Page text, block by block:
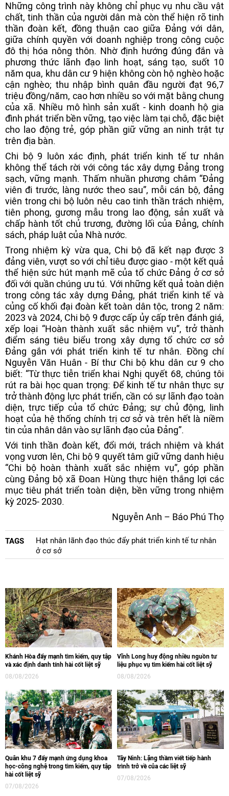
Những công trình này không chỉ phục vụ nhu cầu vật
chất, tinh thần của người dân mà còn thể hiện rõ tinh
thần đoàn kết, đồng thuận cao giữa Đảng với dân,
giữa chính quyền với doanh nghiệp trong công cuộc
đô thị hóa nông thôn. Nhờ định hướng đúng đắn và
phương thức lãnh đạo linh hoạt, sáng tạo, suốt 10
năm qua, khu dân cư 9 hiện không còn hộ nghèo hoặc
cận nghèo; thu nhập bình quân đầu người đạt 96,7
triệu đồng/năm, cao hơn nhiều so với mặt bằng chung
của xã. Nhiều mô hình sản xuất - kinh doanh hộ gia
đình phát triển bền vững, tạo việc làm tại chỗ, đặc biệt
cho lao động trẻ, góp phần giữ vững an ninh trật tự
trên địa bàn.
Chi bộ 9 luôn xác định, phát triển kinh tế tư nhân
không thể tách rời với công tác xây dựng Đảng trong
sạch, vững mạnh. Thấm nhuần phương châm “Đảng
viên đi trước, làng nước theo sau”, mỗi cán bộ, đảng
viên trong chi bộ luôn nêu cao tinh thần trách nhiệm,
tiên phong, gương mẫu trong lao động, sản xuất và
chấp hành tốt chủ trương, đường lối của Đảng, chính
sách, pháp luật của Nhà nước.
Trong nhiệm kỳ vừa qua, Chi bộ đã kết nạp được 3
đảng viên, vượt so với chỉ tiêu được giao - một kết quả
thể hiện sức hút mạnh mẽ của tổ chức Đảng ở cơ sở
đối với quần chúng ưu tú. Với những kết quả toàn diện
trong công tác xây dựng Đảng, phát triển kinh tế và
củng cố khối đại đoàn kết toàn dân tộc, trong 2 năm:
2023 và 2024, Chi bộ 9 được cấp ủy cấp trên đánh giá,
xếp loại “Hoàn thành xuất sắc nhiệm vụ”, trở thành
điểm sáng tiêu biểu trong xây dựng tổ chức cơ sở
Đảng gắn với phát triển kinh tế tư nhân. Đồng chí
Nguyễn Văn Huân - Bí thư Chi bộ khu dân cư 9 cho
biết: “Từ thực tiễn triển khai Nghị quyết 68, chúng tôi
rút ra bài học quan trọng: Để kinh tế tư nhân thực sự
trở thành động lực phát triển, cần có sự lãnh đạo toàn
diện, trực tiếp của tổ chức Đảng; sự chủ động, linh
hoạt của hệ thống chính trị cơ sở và trên hết là niềm
tin của nhân dân vào sự lãnh đạo của Đảng”.
Với tinh thần đoàn kết, đổi mới, trách nhiệm và khát
vọng vươn lên, Chi bộ 9 quyết tâm giữ vững danh hiệu
“Chi bộ hoàn thành xuất sắc nhiệm vụ”, góp phần
cùng Đảng bộ xã Đoan Hùng thực hiện thắng lợi các
mục tiêu phát triển toàn diện, bền vững trong nhiệm
kỳ 2025- 2030.
Nguyễn Anh – Báo Phú Thọ
TAGS
Hạt nhân lãnh đạo thúc đẩy phát triển kinh tế tư nhân
ở cơ sở
Khánh Hòa đẩy mạnh tìm kiếm, quy tập
và xác định danh tính hài cốt liệt sỹ
08/08/2026
Vĩnh Long huy động nhiều nguồn tư
liệu phục vụ tìm kiếm hài cốt liệt sỹ
08/08/2026
Quân khu 7 đẩy mạnh ứng dụng khoa
học-công nghệ trong tìm kiếm, quy tập
hài cốt liệt sỹ
07/08/2026
Tây Ninh: Lặng thầm viết tiếp hành
trình trở về của các liệt sỹ
07/08/2026